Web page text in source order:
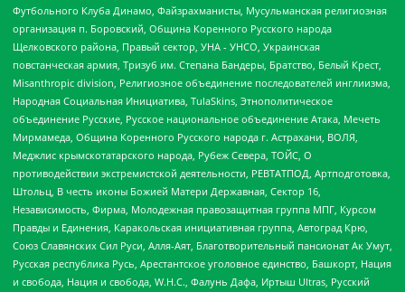
Футбольного Клуба Динамо, Файзрахманисты, Мусульманская религиозная
организация п. Боровский, Община Коренного Русского народа
Щелковского района, Правый сектор, УНА - УНСО, Украинская
повстанческая армия, Тризуб им. Степана Бандеры, Братство, Белый Крест,
Misanthropic division, Религиозное объединение последователей инглиизма,
Народная Социальная Инициатива, TulaSkins, Этнополитическое
объединение Русские, Русское национальное объединение Атака, Мечеть
Мирмамеда, Община Коренного Русского народа г. Астрахани, ВОЛЯ,
Меджлис крымскотатарского народа, Рубеж Севера, ТОЙС, О
противодействии экстремистской деятельности, РЕВТАТПОД, Артподготовка,
Штольц, В честь иконы Божией Матери Державная, Сектор 16,
Независимость, Фирма, Молодежная правозащитная группа МПГ, Курсом
Правды и Единения, Каракольская инициативная группа, Автоград Крю,
Союз Славянских Сил Руси, Алля-Аят, Благотворительный пансионат Ак Умут,
Русская республика Русь, Арестантское уголовное единство, Башкорт, Нация
и свобода, Нация и свобода, W.H.С., Фалунь Дафа, Иртыш Ultras, Русский